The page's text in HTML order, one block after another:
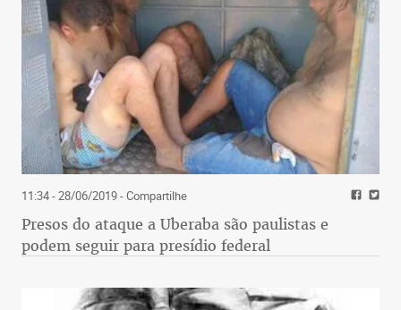
11:34 - 28/06/2019- Compartilhe
Presos do ataque a Uberaba são paulistas e
podem seguir para presídio federal